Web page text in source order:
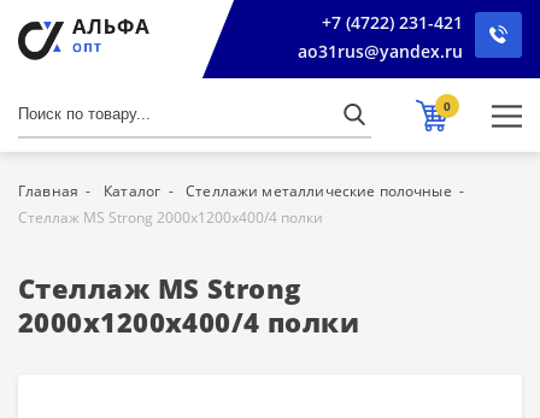
+7 (4722) 231-421
ao31rus@yandex.ru
0
Главная Каталог
Стеллажи металлические полочные
Стеллаж MS Strong 2000x1200x400/4 полки
Стеллаж MS Strong
2000x1200x400/4 полки